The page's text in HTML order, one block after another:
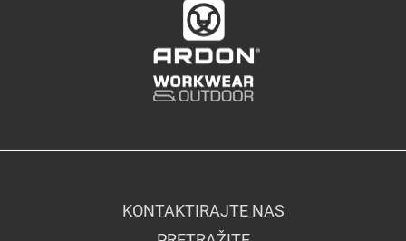
KONTAKTIRAJTE NAS